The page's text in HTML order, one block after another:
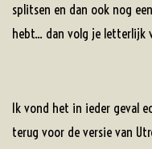
splitsen en dan ook nog
hebt... dan volg je letterlijk
Ik vond het in ieder geval
terug voor de versie van